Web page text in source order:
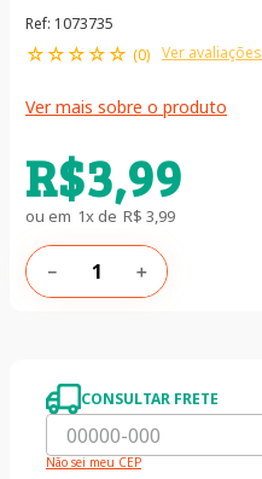
Ref: 1073735
☆☆☆☆☆ (0) Ver avaliações
Ver mais sobre o produto
R$3,99
ou em 1x de R$ 3,99
＋
－
CONSULTAR FRETE
Não sei meu CEP